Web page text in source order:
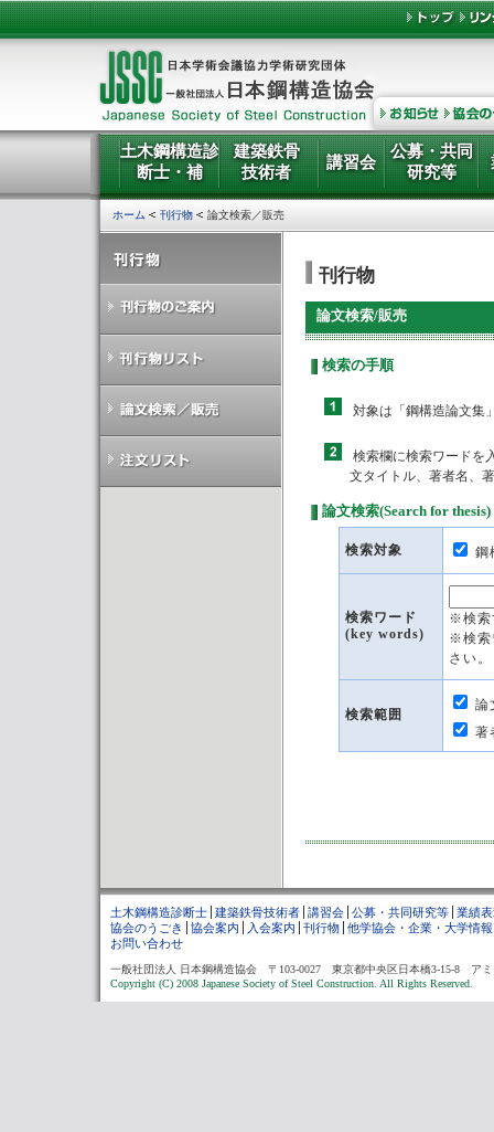
土木鋼構造診
断士・補
建築鉄骨
技術者
講習会
公募・共同
研究等
ホーム 刊行物 論文検索／販売
刊行物
論文検索/販売
検索の手順
対象は「鋼構造論文集
検索欄に検索ワードを
文タイトル、著者名、
論文検索(Search for thesis)
検索対象
検索ワード
(key words)
※検索
※検索
さい。
検索範囲
土木鋼構造診断士 建築鉄骨技術者 講習会 公募・共同研究等 業績
協会のうごき
協会案内 入会案内 刊行物 他学協会・企業・大学情報
お問い合わせ
一般社団法人 日本鋼構造協会 〒103-0027 東京都中央区日本橋3-15-8 アミ
Copyright (C) 2008 Japanese Society of Steel Construction. All Rights Reserved.